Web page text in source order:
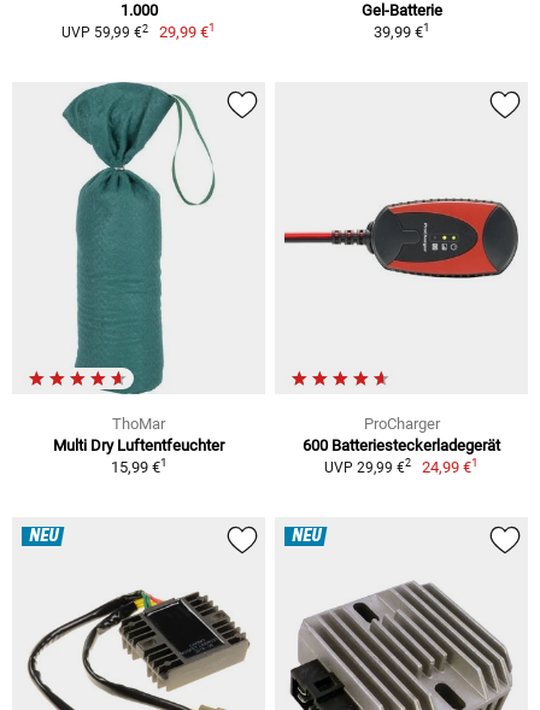
1.000
UVP 59,99 €2 29,99 €1
Gel-Batterie
39,99 €1
ThoMar
Multi Dry Luftentfeuchter
15,99 €1
ProCharger
600 Batteriesteckerladegerät
UVP 29,99 €2 24,99 €1
NEU NEU